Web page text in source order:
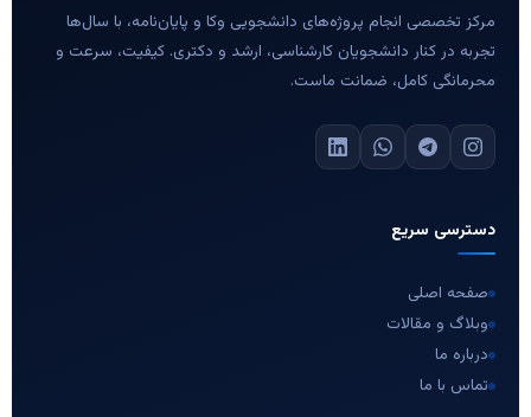
مرکز تخصصی انجام پروژه‌های دانشجویی وکا و پایان‌نامه، با سال‌ها
تجربه در کنار دانشجویان کارشناسی، ارشد و دکتری. کیفیت، سرعت و
محرمانگی کامل، ضمانت ماست.
دسترسی سریع
صفحه اصلی
وبلاگ و مقالات
درباره ما
تماس با ما